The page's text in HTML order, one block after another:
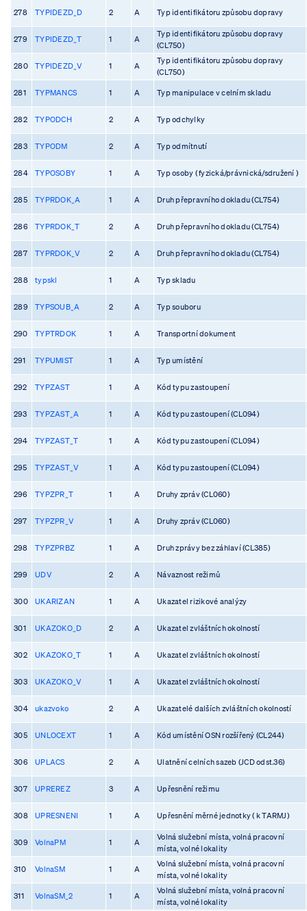
278 TYPIDEZD_D 2 A Typ identifikátoru způsobu dopravy
279 TYPIDEZD_T 1 A
Typ identifikátoru způsobu dopravy
(CL750)
280 TYPIDEZD_V 1 A
Typ identifikátoru způsobu dopravy
(CL750)
281 TYPMANCS 1 A Typ manipulace v celním skladu
282 TYPODCH 2 A Typ odchylky
283 TYPODM 2 A Typ odmítnutí
284 TYPOSOBY 1 A Typ osoby ( fyzická/právnická/sdružení )
285 TYPRDOK_A 1 A Druh přepravního dokladu (CL754)
286 TYPRDOK_T 2 A Druh přepravního dokladu (CL754)
287 TYPRDOK_V 2 A Druh přepravního dokladu (CL754)
288 typskl 1 A Typ skladu
289 TYPSOUB_A 2 A Typ souboru
290 TYPTRDOK 1 A Transportní dokument
291 TYPUMIST 1 A Typ umístění
292 TYPZAST 1 A Kód typu zastoupení
293 TYPZAST_A 1 A Kód typu zastoupení (CL094)
294 TYPZAST_T 1 A Kód typu zastoupení (CL094)
295 TYPZAST_V 1 A Kód typu zastoupení (CL094)
296 TYPZPR_T 1 A Druhy zpráv (CL060)
297 TYPZPR_V 1 A Druhy zpráv (CL060)
298 TYPZPRBZ 1 A Druh zprávy bez záhlaví (CL385)
299 UDV 2 A Návaznost režimů
300 UKARIZAN 1 A Ukazatel rizikové analýzy
301 UKAZOKO_D 2 A Ukazatel zvláštních okolností
302 UKAZOKO_T 1 A Ukazatel zvláštních okolností
303 UKAZOKO_V 1 A Ukazatel zvláštních okolností
304 ukazvoko 2 A Ukazatelé dalších zvláštních okolností
305 UNLOCEXT 1 A Kód umístění OSN rozšířený (CL244)
306 UPLACS 2 A Ulatnění celních sazeb (JCD odst.36)
307 UPREREZ 3 A Upřesnění režimu
308 UPRESNENI 1 A Upřesnění měrné jednotky ( k TARMJ)
309 VolnaPM 1 A
Volná služební místa, volná pracovní
místa, volné lokality
310 VolnaSM 1 A
Volná služební místa, volná pracovní
místa, volné lokality
311 VolnaSM_2 1 A
Volná služební místa, volná pracovní
místa, volné lokality